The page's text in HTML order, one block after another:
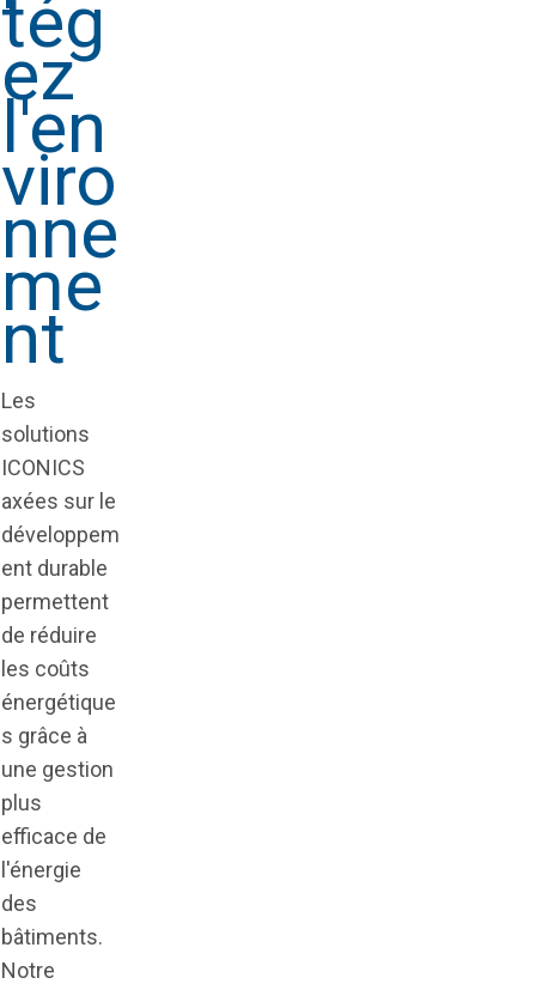
tég
ez
l'en
viro
nne
me
nt
Les
solutions
ICONICS
axées sur le
développem
ent durable
permettent
de réduire
les coûts
énergétique
s grâce à
une gestion
plus
efficace de
l'énergie
des
bâtiments.
Notre